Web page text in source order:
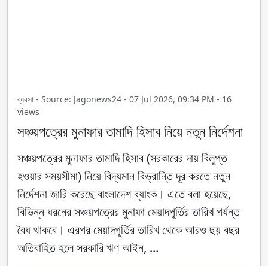
ব্যবসা - Source: Jagonews24 - 07 Jul 2026, 09:34 PM - 16
views
সঞ্চয়পত্রের মুনাফার তামাদি হিসাব নিয়ে নতুন নির্দেশনা
সঞ্চয়পত্রের মুনাফার তামাদি হিসাব (সরকারের দায় বিলুপ্ত
হওয়ার সময়সীমা) নিয়ে বিদ্যমান বিভ্রান্তি দূর করতে নতুন
নির্দেশনা জারি করেছে বাংলাদেশ ব্যাংক। এতে বলা হয়েছে,
বিভিন্ন ধরনের সঞ্চয়পত্রের মুনাফা মেয়াদপূর্তির তারিখ পর্যন্ত
বৈধ থাকবে। এরপর মেয়াদপূর্তির তারিখ থেকে আরও ছয় বছর
অতিবাহিত হলে সরকারি ঋণ আইন, ...